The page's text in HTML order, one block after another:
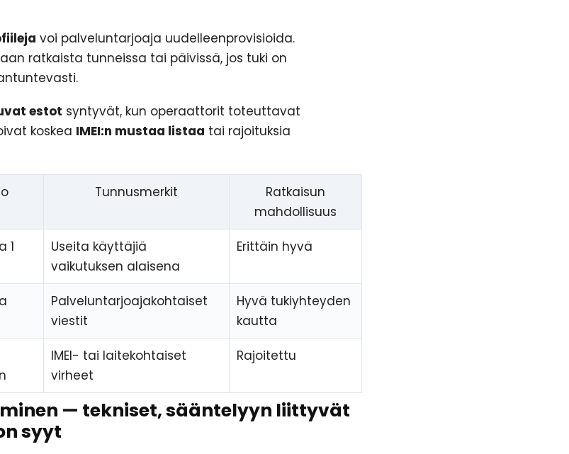
voi palveluntarjoaja uudelleenprovisioida.
ratkaista tunneissa tai päivissä, jos tuki on
estot syntyvät, kun operaattorit toteuttavat
koskea IMEI:n mustaa listaa tai rajoituksia
Tunnusmerkit
Ratkaisun
mahdollisuus
1
Useita käyttäjiä
vaikutuksen alaisena
Erittäin hyvä
Palveluntarjoajakohtaiset
viestit
Hyvä tukiyhteyden
kautta
IMEI- tai laitekohtaiset
virheet
Rajoitettu
— tekniset, sääntelyyn liittyvät
syyt